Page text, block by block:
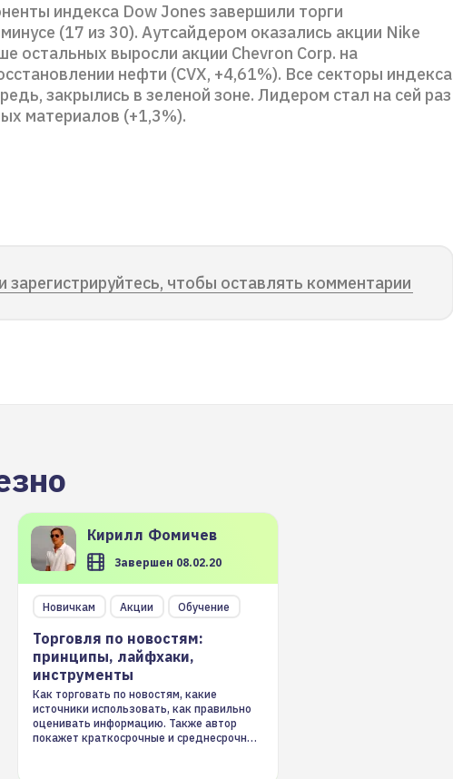
индекса Dow Jones завершили торги
(17 из 30). Аутсайдером оказались акции Nike
остальных выросли акции Chevron Corp. на
нефти (CVX, +4,61%). Все секторы индекса
закрылись в зеленой зоне. Лидером стал на сей раз
материалов (+1,3%).
зарегистрируйтесь, чтобы оставлять комментарии
Кирилл Фомичев
Завершен 08.02.20
Новичкам Акции Обучение
Торговля по новостям:
принципы, лайфхаки,
инструменты
Как торговать по новостям, какие
источники использовать, как правильно
оценивать информацию. Также автор
покажет краткосрочные и среднесрочные